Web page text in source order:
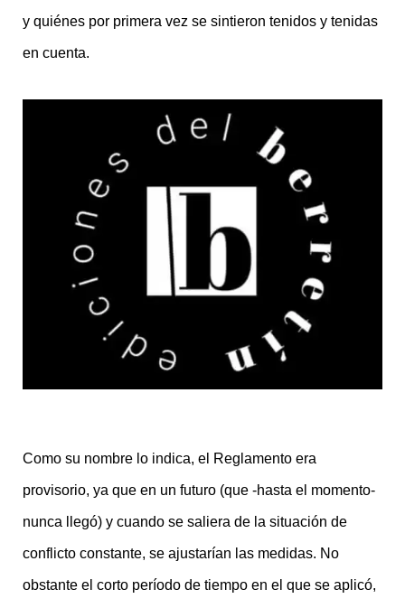
y quiénes por primera vez se sintieron tenidos y tenidas
en cuenta.
Como su nombre lo indica, el Reglamento era
provisorio, ya que en un futuro (que -hasta el momento-
nunca llegó) y cuando se saliera de la situación de
conflicto constante, se ajustarían las medidas. No
obstante el corto período de tiempo en el que se aplicó,